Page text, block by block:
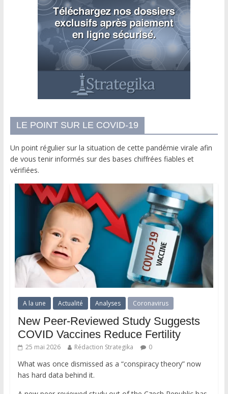
LE POINT SUR LE COVID-19
Un point régulier sur la situation de cette pandémie virale afin
de vous tenir informés sur des bases chiffrées fiables et
vérifiées.
A la une Actualité Analyses Coronavirus
New Peer-Reviewed Study Suggests
COVID Vaccines Reduce Fertility
25 mai 2026 Rédaction Strategika 0
What was once dismissed as a “conspiracy theory” now
has hard data behind it.